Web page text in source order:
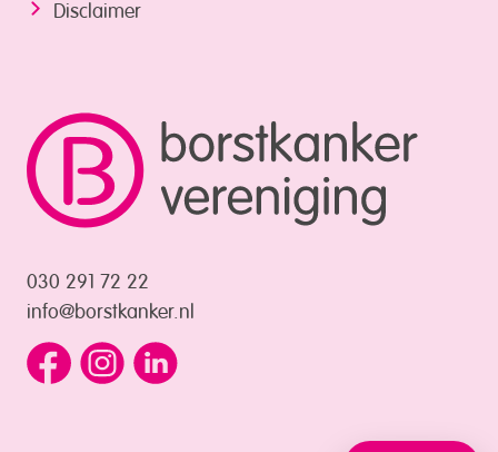
030 291 72 22
info@borstkanker.nl
Disclaimer